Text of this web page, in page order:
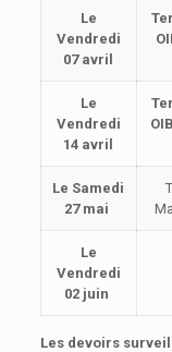
Le
Vendredi
07 avril
Le
Vendredi
14 avril
Le Samedi
27 mai
Le
Vendredi
02 juin
Les devoirs